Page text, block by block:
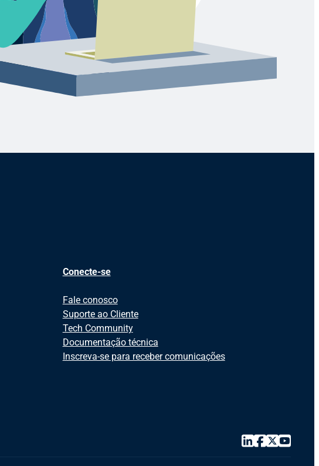
Conecte-se
Fale conosco
Suporte ao Cliente
Tech Community
Documentação técnica
Inscreva-se para receber comunicações